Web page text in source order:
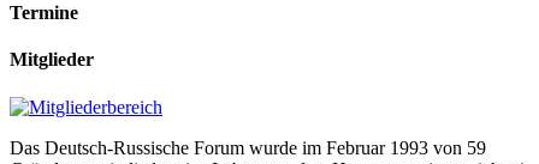
Termine
Mitglieder
Das Deutsch-Russische Forum wurde im Februar 1993 von 59